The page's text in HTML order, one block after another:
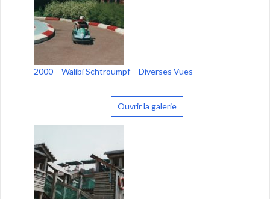
2000 – Walibi Schtroumpf – Diverses Vues
Ouvrir la galerie